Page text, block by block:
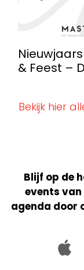
& Feest –
Bekijk hier
Blijf op de
events
agenda door